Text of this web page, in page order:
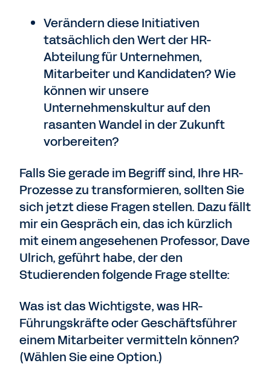
Verändern diese Initiativen
tatsächlich den Wert der HR-
Abteilung für Unternehmen,
Mitarbeiter und Kandidaten? Wie
können wir unsere
Unternehmenskultur auf den
rasanten Wandel in der Zukunft
vorbereiten?
Falls Sie gerade im Begriff sind, Ihre HR-
Prozesse zu transformieren, sollten Sie
sich jetzt diese Fragen stellen. Dazu fällt
mir ein Gespräch ein, das ich kürzlich
mit einem angesehenen Professor, Dave
Ulrich, geführt habe, der den
Studierenden folgende Frage stellte:
Was ist das Wichtigste, was HR-
Führungskräfte oder Geschäftsführer
einem Mitarbeiter vermitteln können?
(Wählen Sie eine Option.)